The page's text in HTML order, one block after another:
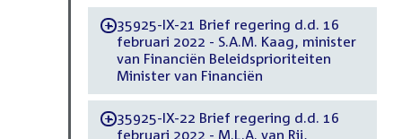
-35925-IX-21 Brief regering d.d. 16
februari 2022 - S.A.M. Kaag, minister
van Financiën Beleidsprioriteiten
Minister van Financiën
-35925-IX-22 Brief regering d.d. 16
februari 2022 - M.L.A. van Rij,